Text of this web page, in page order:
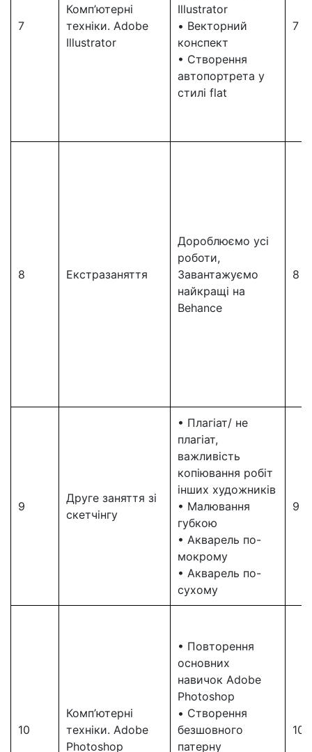
7
Комп’ютерні
техніки. Adobe
Illustrator
Illustrator
• Векторний
конспект
• Створення
автопортрета у
стилі flat
7
8 Екстразаняття
Дороблюємо усі
роботи,
Завантажуємо
найкращі на
Behance
8
9
Друге заняття зі
скетчінгу
• Плагіат/ не
плагіат,
важливість
копіювання робіт
інших художників
• Малювання
губкою
• Акварель по-
мокрому
• Акварель по-
сухому
9
10
Комп’ютерні
техніки. Adobe
Photoshop
• Повторення
основних
навичок Adobe
Photoshop
• Створення
безшовного
патерну
10